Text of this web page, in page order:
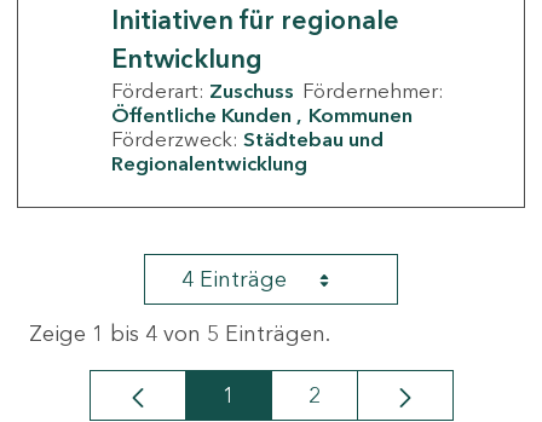
Initiativen für regionale
Entwicklung
Förderart: Zuschuss Fördernehmer:
Öffentliche Kunden
Kommunen
Förderzweck: Städtebau und
Regionalentwicklung
4 Einträge
Zeige 1 bis 4 von 5 Einträgen.
Seite
1 Seite
2